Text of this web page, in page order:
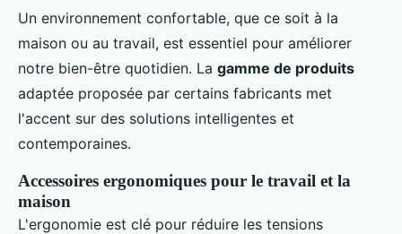
Un environnement confortable, que ce soit à la
maison ou au travail, est essentiel pour améliorer
notre bien-être quotidien. La gamme de produits
adaptée proposée par certains fabricants met
l'accent sur des solutions intelligentes et
contemporaines.
Accessoires ergonomiques pour le travail et la
maison
L'ergonomie est clé pour réduire les tensions